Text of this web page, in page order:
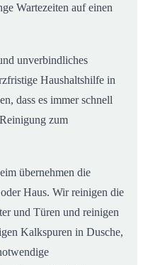
Wartezeiten auf einen
unverbindliches
Haushaltshilfe in
dass es immer schnell
zum
übernehmen die
Haus. Wir reinigen die
und Türen und reinigen
Kalkspuren in Dusche,